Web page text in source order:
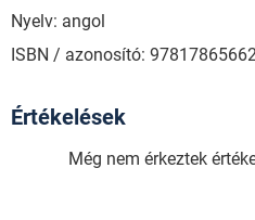
Nyelv: angol
ISBN / azonosító:
Értékelések
Még nem érkeztek